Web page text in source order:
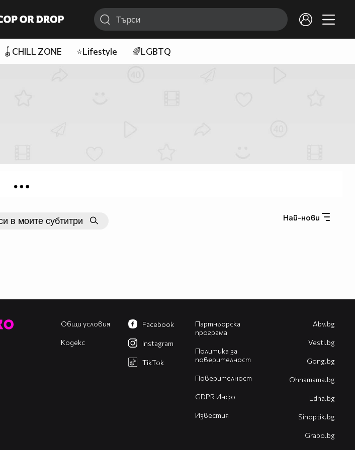
🪀CHILL ZONE ⭐Lifestyle 🌈LGBTQ
Най-нови
Общи условия
Кодекс
Партньорска
програма
Политика за
поверителност
Поверителност
GDPR Инфо
Известия
Facebook
Instagram
TikTok
Abv.bg
Vesti.bg
Gong.bg
Оhnamama.bg
Edna.bg
Sinoptik.bg
Grabo.bg